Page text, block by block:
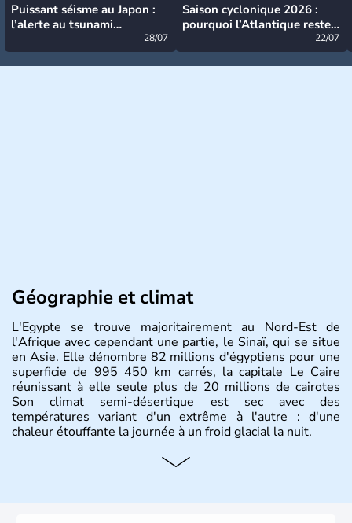
Puissant séisme au Japon :
l’alerte au tsunami
28/07
Saison cyclonique 2026 :
pourquoi l’Atlantique reste
22/07
Géographie et climat
L'Egypte se trouve majoritairement au Nord-Est de
l'Afrique avec cependant une partie, le Sinaï, qui se situe
en Asie. Elle dénombre 82 millions d'égyptiens pour une
superficie de 995 450 km carrés, la capitale Le Caire
réunissant à elle seule plus de 20 millions de cairotes
Son climat semi-désertique est sec avec des
températures variant d'un extrême à l'autre : d'une
chaleur étouffante la journée à un froid glacial la nuit.
Histoire et administration